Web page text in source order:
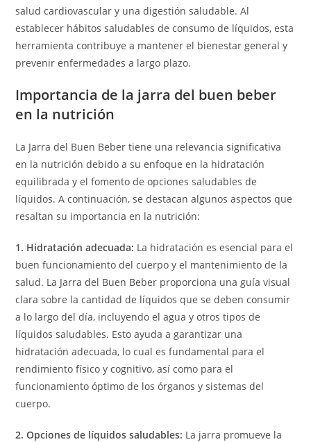
salud cardiovascular y una digestión saludable. Al
establecer hábitos saludables de consumo de líquidos, esta
herramienta contribuye a mantener el bienestar general y
prevenir enfermedades a largo plazo.
Importancia de la jarra del buen beber
en la nutrición
La Jarra del Buen Beber tiene una relevancia significativa
en la nutrición debido a su enfoque en la hidratación
equilibrada y el fomento de opciones saludables de
líquidos. A continuación, se destacan algunos aspectos que
resaltan su importancia en la nutrición:
1. Hidratación adecuada: La hidratación es esencial para el
buen funcionamiento del cuerpo y el mantenimiento de la
salud. La Jarra del Buen Beber proporciona una guía visual
clara sobre la cantidad de líquidos que se deben consumir
a lo largo del día, incluyendo el agua y otros tipos de
líquidos saludables. Esto ayuda a garantizar una
hidratación adecuada, lo cual es fundamental para el
rendimiento físico y cognitivo, así como para el
funcionamiento óptimo de los órganos y sistemas del
cuerpo.
2. Opciones de líquidos saludables: La jarra promueve la